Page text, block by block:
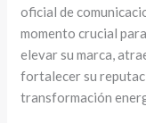
oficial de
momento crucial
elevar su marca,
fortalecer su
transformación